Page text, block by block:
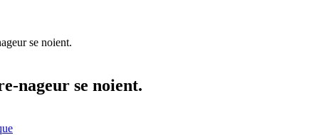
se noient.
nageur se noient.